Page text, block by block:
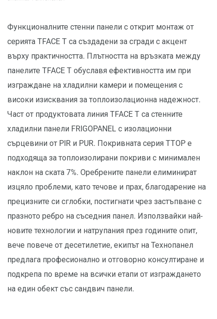
Функционалните стенни панели с открит монтаж от
серията TFACE T са създадени за сгради с акцент
върху практичността. Плътността на връзката между
панелите TFACE T обуславя ефективността им при
изграждане на хладилни камери и помещения с
високи изисквания за топлоизолационна надежност.
Част от продуктовата линия TFACE T са стенните
хладилни панели FRIGOPANEL с изолационни
сърцевини от PIR и PUR. Покривната серия TTOP е
подходяща за топлоизолирани покриви с минимален
наклон на ската 7%. Оребрените панели елиминират
изцяло проблеми, като течове и прах, благодарение на
прецизните си сглобки, постигнати чрез застъпване с
празното ребро на съседния панел. Използвайки най-
новите технологии и натрупания през годините опит,
вече повече от десетилетие, екипът на Технопанел
предлага професионално и отговорно консултиране и
подкрепа по време на всички етапи от изграждането
на един обект със сандвич панели.